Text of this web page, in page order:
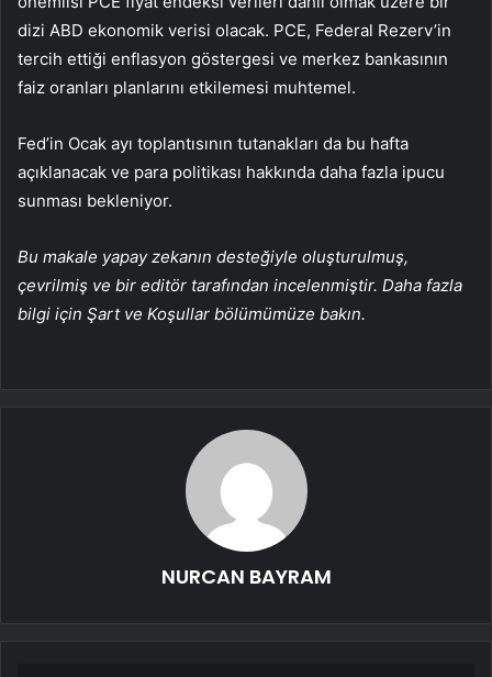
dizi ABD ekonomik verisi olacak. PCE, Federal Rezerv’in
tercih ettiği enflasyon göstergesi ve merkez bankasının
faiz oranları planlarını etkilemesi muhtemel.
Fed’in Ocak ayı toplantısının tutanakları da bu hafta
açıklanacak ve para politikası hakkında daha fazla ipucu
sunması bekleniyor.
Bu makale yapay zekanın desteğiyle oluşturulmuş,
çevrilmiş ve bir editör tarafından incelenmiştir. Daha fazla
bilgi için Şart ve Koşullar bölümümüze bakın.
NURCAN BAYRAM